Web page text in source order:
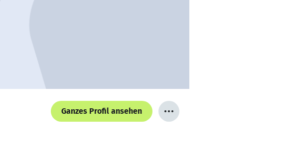
Ganzes Profil ansehen